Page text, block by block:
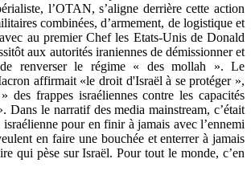
l’OTAN, s’aligne derrière cette action
combinées, d’armement, de logistique et
au premier Chef les Etats-Unis de Donald
aux autorités iraniennes de démissionner et
renverser le régime « des mollah ». Le
affirmait «le droit d'Israël à se protéger »,
des frappes israéliennes contre les capacités
Dans le narratif des media mainstream, c’était
israélienne pour en finir à jamais avec l’ennemi
en faire une bouchée et enterrer à jamais
qui pèse sur Israël. Pour tout le monde, c’en